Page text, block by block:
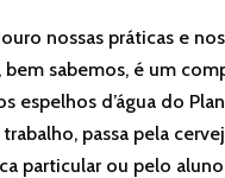
nossas práticas e
bem sabemos, é um
espelhos d’água do
passa pela
particular ou pelo